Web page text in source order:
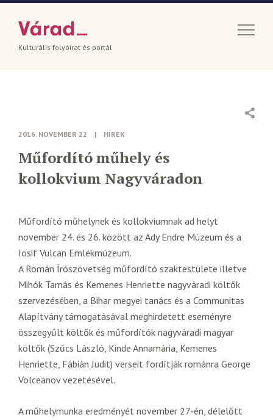
Kulturális folyóirat és portál
2016. NOVEMBER 22 | HÍREK
Műfordító műhely és
kollokvium Nagyváradon
Műfordító műhelynek és kollokviumnak ad helyt
november 24. és 26. között az Ady Endre Múzeum és a
Iosif Vulcan Emlékmúzeum.
A Román Írószövetség műfordító szaktestülete illetve
Mihók Tamás és Kemenes Henriette nagyváradi költők
szervezésében, a Bihar megyei tanács és a Communitas
Alapítvány támogatásával meghirdetett eseményre
összegyűlt költők és műfordítók nagyváradi magyar
költők (Szűcs László, Kinde Annamária, Kemenes
Henriette, Fábián Judit) verseit fordítják románra George
Volceanov vezetésével.
A műhelymunka eredményét november 27-én, délelőtt